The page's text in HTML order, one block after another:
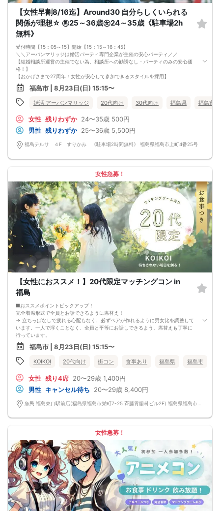
10. イベント中止に伴うユーザーへの返金額は、チケット代金となり、交通費、宿
泊費、通信費等の返金は行いません。
11. 領収書の発行はいたしかねます。
お申し込みが完了した時点で上記すべての事項に同意したと判断いたします。
8/22(土)30代メイン夜コン福島
【女性早割8/16迄】Around30 自分らしくいられる
関係が理想☆ ㊚25～36歳㊛24～35歳《駐車場2h
無料》
受付時間【15：05～15】開始【15：15～16：45】
＼＼アーバンマリッジは婚活パーティ専門企業が主催の安心パーティ／／
【結婚相談所運営の主催でない為、相談所への勧誘なし・パーティのみの安心価
格！】
【おかげさまで27周年！女性が安心して参加できるスタイルを採用】
・フリータイムなし・人前での告白なし
・女性の移動なし
・女性先退出の出待ちNG対応
・連絡先交換自由・交換強要NG 等
◆◇第一印象はシステム分析で明瞭なカップル指名サポート※オリジナル 天使の
カード発行
◆◇ドレスコードなし！カジュアルスタイルでＯＫ！
◆◇男女バランス調整 最大でも±3名様までに調整いたします。
【人数調整が必要な企画ですので予定確定の上ご予約お願いいたします。キャン
ます。必ずキャンセルポリシーをご確認ください。】
各最低3名様以上の異性の方と出会える企画です。
【中止判断タイミング】
開始時間の最低4時間前
福島市 | 8月23日(日) 15:15〜
婚活 アーバンマリッジ 20代向け 30代向け 福島県 福島市
女性 残りわずか 24〜35歳 500円
男性 残りわずか 25〜36歳 5,500円
福島テルサ ４F すりかみ 《駐車場2時間無料》 福島県福島市上町4番25号
女性急募！
【女性におススメ！】20代限定マッチングコン in
福島
■おススメポイントピックアップ！
完全着席形式で全員とお話できるように席替え！
→ 立ちっぱなしで疲れる心配もなく、必ずペアが作れるように男女比を調整して
います。一人で浮くことなく、全員と平等にお話しできるよう、席替えも丁寧に
行っています。
会話を盛り上げるプロフィールシート！
→ 趣味や好みからスムーズに会話がスタート！「何を話そう…」と悩むことな
く、共通の話題で盛り上がれます。
自然なつながりをサポートするマッチングゲーム開催！
返却されるので安心です。
■最少催行人数
男女2対2
■中止判断タイミング
前日20時、または開催6時間前の時点で最少開催人数に満たない場合
→ お酒が飲めない方にはソフトドリンクも豊富にご用意しています！
福島市 | 8月23日(日) 15:15〜
KOIKOI 20代向け 街コン 食事あり 福島県 福島市
女性 残り4席 20〜29歳 1,400円
男性 キャンセル待ち 20〜29歳 8,400円
女性急募！